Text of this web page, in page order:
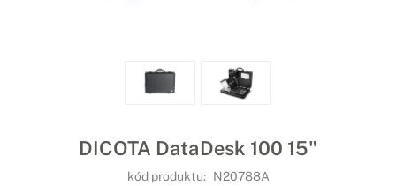
DICOTA DataDesk 100 15"
kód produktu: N20788A